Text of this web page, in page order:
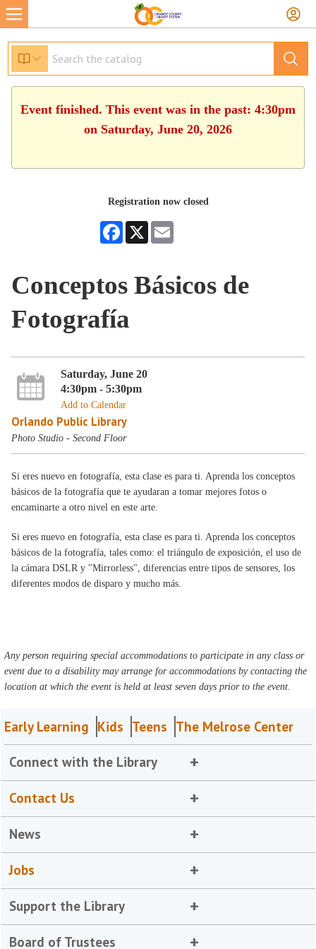
Event finished. This event was in the past: 4:30pm
on Saturday, June 20, 2026
Registration now closed
Facebook
X
Conceptos Básicos de
Fotografía
Saturday, June 20
4:30pm - 5:30pm
Add to Calendar
Orlando Public Library
Photo Studio - Second Floor
Si eres nuevo en fotografía, esta clase es para ti. Aprenda los conceptos
básicos de la fotografía que te ayudaran a tomar mejores fotos o
encaminarte a otro nivel en este arte.
Si eres nuevo en fotografía, esta clase es para ti. Aprenda los conceptos
básicos de la fotografía, tales como: el triángulo de exposición, el uso de
la cámara DSLR y "Mirrorless", diferencias entre tipos de sensores, los
diferentes modos de disparo y mucho más.
Any person requiring special accommodations to participate in any class or
event due to a disability may arrange for accommodations by contacting the
location at which the event is held at least seven days prior to the event.
Early Learning Kids Teens The Melrose Center
Connect with the Library
Contact Us
News
Jobs
Support the Library
Board of Trustees